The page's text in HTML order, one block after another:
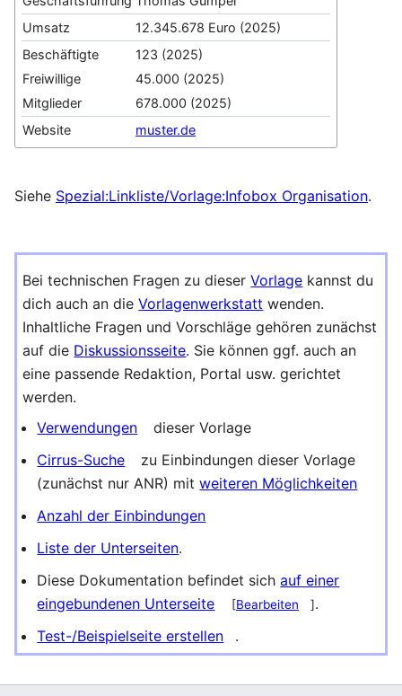
Umsatz
12.345.678 Euro (2025)
Beschäftigte
123 (2025)
Freiwillige
45.000 (2025)
Mitglieder
678.000 (2025)
Website
muster.de
Siehe Spezial:Linkliste/Vorlage:Infobox Organisation.
Bei technischen Fragen zu dieserVorlage kannst du
dich auch an dieVorlagenwerkstatt wenden.
Inhaltliche Fragen und Vorschläge gehören zunächst
auf die Diskussionsseite. Sie können ggf. auch an
eine passende Redaktion, Portal usw. gerichtet
werden.
Verwendungen
dieser Vorlage
Cirrus-Suche
zu Einbindungen dieser Vorlage
(zunächst nur ANR) mitweiteren Möglichkeiten
Anzahl der Einbindungen
Liste der Unterseiten.
Diese Dokumentation befindet sichauf einer
eingebundenen Unterseite
[Bearbeiten ].
Test-/Beispielseite erstellen
.